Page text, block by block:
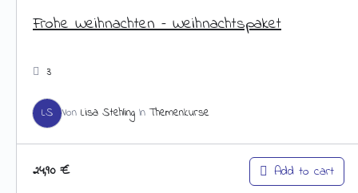
Frohe Weihnachten – Weihnachtspaket
3
LS Von Lisa Stehling InThemenkurse
24,90 € Add to cart